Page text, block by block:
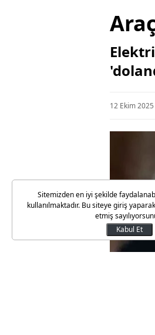
12 Ekim
Sitemizden en iyi şekilde
kullanılmaktadır. Bu siteye giriş yaparak
etmiş
Kabul Et